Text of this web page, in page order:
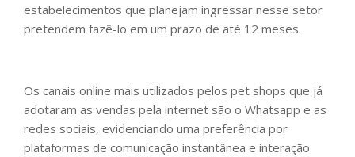
estabelecimentos que planejam ingressar nesse setor
pretendem fazê-lo em um prazo de até 12 meses.
Os canais online mais utilizados pelos pet shops que já
adotaram as vendas pela internet são o Whatsapp e as
redes sociais, evidenciando uma preferência por
plataformas de comunicação instantânea e interação